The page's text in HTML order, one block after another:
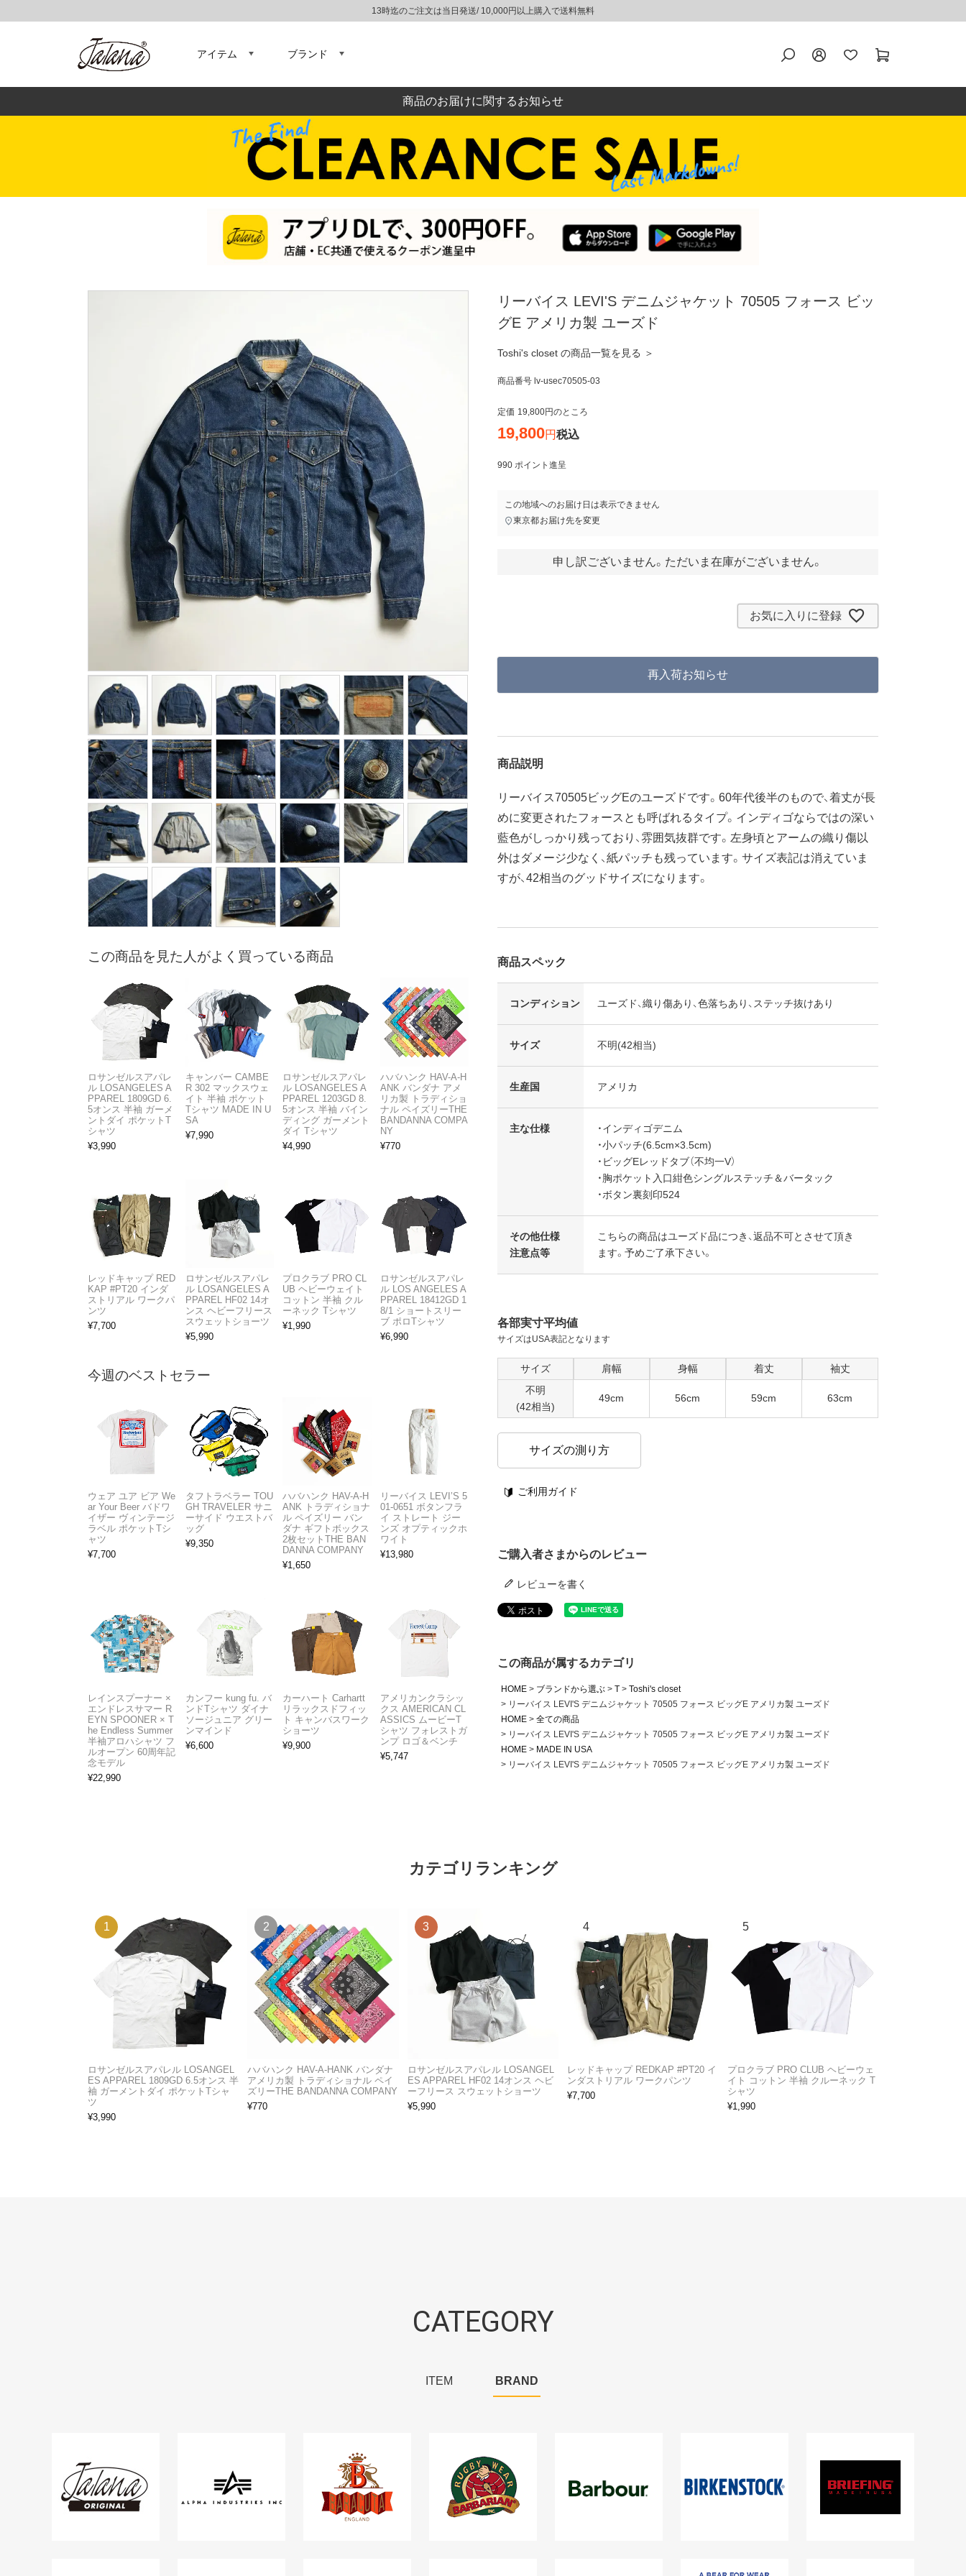
13時迄のご注文は当日発送/ 10,000円以上購入で送料無料
アイテム ブランド
商品のお届けに関するお知らせ
リーバイス LEVI'S デニムジャケット 70505 フォース ビッ
グE アメリカ製 ユーズド
Toshi's closet の商品一覧を見る ＞
商品番号 lv-usec70505-03
定価 19,800 のところ
19,800 税込
990 ポイント進呈
この地域へのお届け日は表示できません
東京都お届け先を変更
申し訳ございません。ただいま在庫がございません。
お気に入りに登録
再入荷お知らせ
商品説明
リーバイス70505ビッグEのユーズドです。60年代後半のもので、着丈が長
めに変更されたフォースとも呼ばれるタイプ。インディゴならではの深い
藍色がしっかり残っており、雰囲気抜群です。左身頃とアームの織り傷以
外はダメージ少なく、紙パッチも残っています。サイズ表記は消えていま
すが、42相当のグッドサイズになります。
商品スペック
コンディション ユーズド、織り傷あり、色落ちあり、ステッチ抜けあり
サイズ 不明(42相当)
生産国 アメリカ
主な仕様
・インディゴデニム
・小パッチ(6.5cm×3.5cm)
・ビッグEレッドタブ（不均一V）
・胸ポケット入口紺色シングルステッチ＆バータック
・ボタン裏刻印524
その他仕様
注意点等
こちらの商品はユーズド品につき、返品不可とさせて頂き
ます。予めご了承下さい。
各部実寸平均値
サイズはUSA表記となります
サイズ 肩幅 身幅 着丈
袖丈
不明
(42相当)
49cm 56cm 59cm 63cm
サイズの測り方
ご利用ガイド
ご購入者さまからのレビュー
レビューを書く
この商品が属するカテゴリ
HOME ブランドから選ぶ T
Toshi's closet
リーバイス LEVI'S デニムジャケット 70505 フォース ビッグE アメリカ製 ユーズド
HOME
全ての商品
リーバイス LEVI'S デニムジャケット 70505 フォース ビッグE アメリカ製 ユーズド
HOME
MADE IN USA
リーバイス LEVI'S デニムジャケット 70505 フォース ビッグE アメリカ製 ユーズド
この商品を見た人がよく買っている商品
ロサンゼルスアパレ
ル LOSANGELES A
PPAREL 1809GD 6.
5オンス 半袖 ガーメ
ントダイ ポケットT
シャツ
¥3,990
キャンバー CAMBE
R 302 マックスウェ
イト 半袖 ポケット
Tシャツ MADE IN U
SA
¥7,990
ロサンゼルスアパレ
ル LOSANGELES A
PPAREL 1203GD 8.
5オンス 半袖 バイン
ディング ガーメント
ダイ Tシャツ
¥4,990
ハバハンク HAV-A-H
ANK バンダナ アメ
リカ製 トラディショ
ナル ペイズリーTHE
BANDANNA COMPA
NY
¥770
レッドキャップ RED
KAP #PT20 インダ
ストリアル ワークパ
ンツ
¥7,700
ロサンゼルスアパレ
ル LOSANGELES A
PPAREL HF02 14オ
ンス ヘビーフリース
スウェットショーツ
¥5,990
プロクラブ PRO CL
UB ヘビーウェイト
コットン 半袖 クル
ーネック Tシャツ
¥1,990
ロサンゼルスアパレ
ル LOS ANGELES A
PPAREL 18412GD 1
8/1 ショートスリー
ブ ポロTシャツ
¥6,990
今週のベストセラー
ウェア ユア ビア We
ar Your Beer バドワ
イザー ヴィンテージ
ラベル ポケットTシ
ャツ
¥7,700
タフトラベラー TOU
GH TRAVELER サニ
ーサイド ウエストバ
ッグ
¥9,350
ハバハンク HAV-A-H
ANK トラディショナ
ル ペイズリー バン
ダナ ギフトボックス
2枚セットTHE BAN
DANNA COMPANY
¥1,650
リーバイス LEVI’S 5
01-0651 ボタンフラ
イ ストレート ジー
ンズ オプティックホ
ワイト
¥13,980
レインスプーナー ×
エンドレスサマー R
EYN SPOONER × T
he Endless Summer
半袖アロハシャツ フ
ルオープン 60周年記
念モデル
¥22,990
カンフー kung fu. バ
ンドTシャツ ダイナ
ソージュニア グリー
ンマインド
¥6,600
カーハート Carhartt
リラックスドフィッ
ト キャンバスワーク
ショーツ
¥9,900
アメリカンクラシッ
クス AMERICAN CL
ASSICS ムービーT
シャツ フォレストガ
ンプ ロゴ＆ベンチ
¥5,747
カテゴリランキング
ロサンゼルスアパレル LOSANGEL
ES APPAREL 1809GD 6.5オンス 半
袖 ガーメントダイ ポケットTシャ
ツ
¥3,990
ハバハンク HAV-A-HANK バンダナ
アメリカ製 トラディショナル ペイ
ズリーTHE BANDANNA COMPANY
¥770
ロサンゼルスアパレル LOSANGEL
ES APPAREL HF02 14オンス ヘビ
ーフリース スウェットショーツ
¥5,990
レッドキャップ REDKAP #PT20 イ
ンダストリアル ワークパンツ
¥7,700
プロクラブ PRO CLUB ヘビーウェ
イト コットン 半袖 クルーネック T
シャツ
¥1,990
CATEGORY
ITEM BRAND